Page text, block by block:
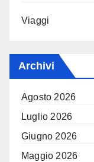
Viaggi
Archivi
Agosto 2026
Luglio 2026
Giugno 2026
Maggio 2026